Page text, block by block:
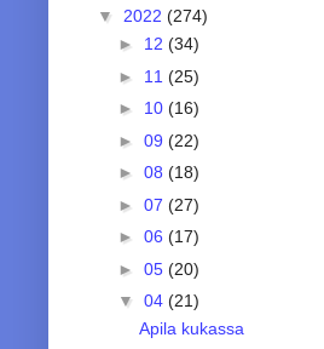
▼ 2022 (274)
► 12 (34)
► 11 (25)
► 10 (16)
► 09 (22)
► 08 (18)
► 07 (27)
► 06 (17)
► 05 (20)
▼ 04 (21)
Apila kukassa